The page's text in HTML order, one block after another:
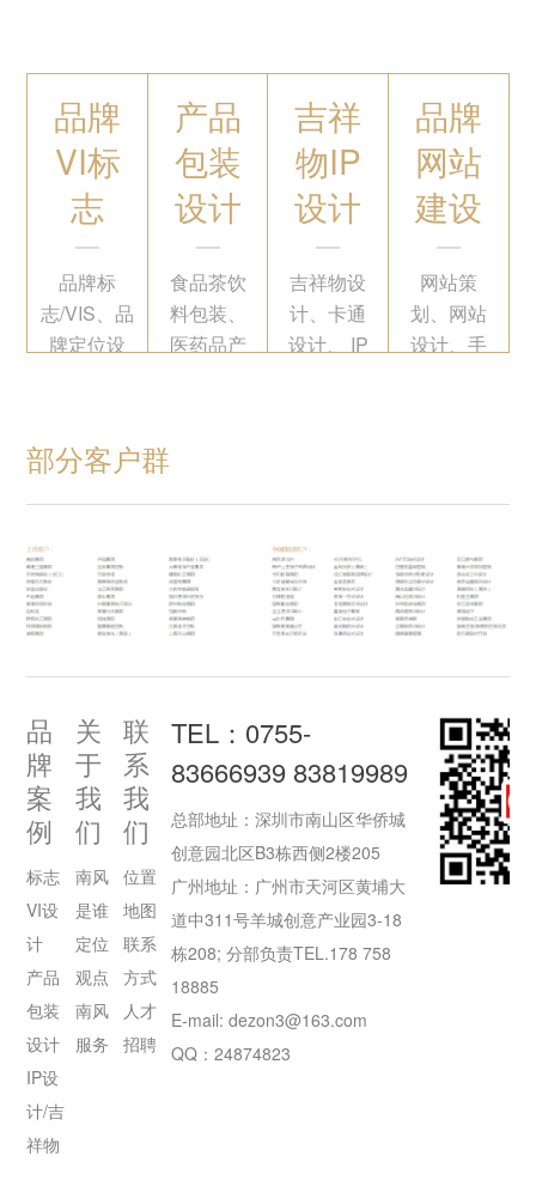
品牌
VI标
志
品牌标
志/VIS、品
牌定位设
产品
包装
设计
食品茶饮
料包装、
医药品产
吉祥
物IP
设计
吉祥物设
计、卡通
设计、 IP
品牌
网站
建设
网站策
划、网站
设计、手
部分客户群
品
牌
案
例
标志
VI设
计
产品
包装
设计
IP设
计/吉
祥物
关
于
我
们
南风
是谁
定位
观点
南风
服务
联
系
我
们
位置
地图
联系
方式
人才
招聘
TEL：0755-
83666939 83819989
总部地址：深圳市南山区华侨城
创意园北区B3栋西侧2楼205
广州地址：广州市天河区黄埔大
道中311号羊城创意产业园3-18
栋208; 分部负责TEL.178 758
18885
E-mail: dezon3@163.com
QQ：24874823